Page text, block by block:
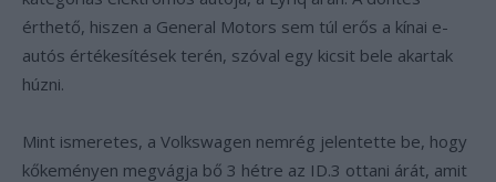
érthető, hiszen a General Motors sem túl erős a kínai e-
autós értékesítések terén, szóval egy kicsit bele akartak
húzni.
Mint ismeretes, a Volkswagen nemrég jelentette be, hogy
kőkeményen megvágja bő 3 hétre az ID.3 ottani árát, amit